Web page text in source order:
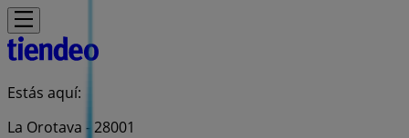
Estás aquí:
La Orotava - 28001